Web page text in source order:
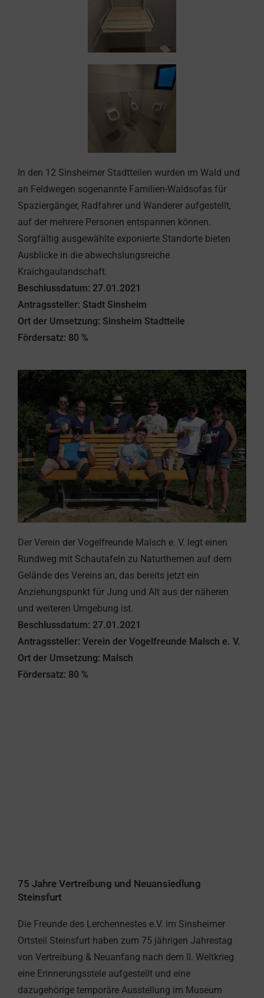
In den 12 Sinsheimer Stadtteilen wurden im Wald und
an Feldwegen sogenannte Familien-Waldsofas für
Spaziergänger, Radfahrer und Wanderer aufgestellt,
auf der mehrere Personen entspannen können.
Sorgfältig ausgewählte exponierte Standorte bieten
Ausblicke in die abwechslungsreiche
Kraichgaulandschaft.
Beschlussdatum: 27.01.2021
Antragssteller: Stadt Sinsheim
Ort der Umsetzung: Sinsheim Stadtteile
Fördersatz: 80 %
Der Verein der Vogelfreunde Malsch e. V. legt einen
Rundweg mit Schautafeln zu Naturthemen auf dem
Gelände des Vereins an, das bereits jetzt ein
Anziehungspunkt für Jung und Alt aus der näheren
und weiteren Umgebung ist.
Beschlussdatum: 27.01.2021
Antragssteller: Verein der Vogelfreunde Malsch e. V.
Ort der Umsetzung: Malsch
Fördersatz: 80 %
75 Jahre Vertreibung und Neuansiedlung
Steinsfurt
Die Freunde des Lerchennestes e.V. im Sinsheimer
Ortsteil Steinsfurt haben zum 75 jährigen Jahrestag
von Vertreibung & Neuanfang nach dem II. Weltkrieg
eine Erinnerungsstele aufgestellt und eine
dazugehörige temporäre Ausstellung im Museum